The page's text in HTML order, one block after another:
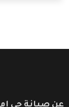
عن صيانة جي